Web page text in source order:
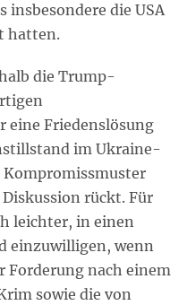
insbesondere die USA
hatten.
die Trump-
eine Friedenslösung
im Ukraine-
rückt. Für
leichter, in einen
einzuwilligen, wenn
Forderung nach einem
sowie die von